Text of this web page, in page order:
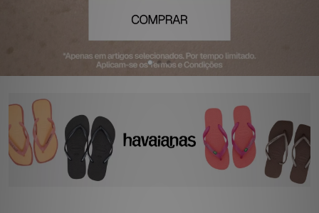
SUBSCREVE
ATENÇÃO AO CLIENTE
FAZ DOWNLOAD DA APP